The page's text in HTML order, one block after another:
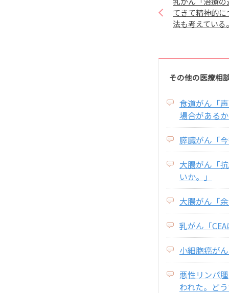
てきて精神的
法も考えている
その他の医療相
食道がん「
場合がある
膵臓がん「
大腸がん「
いか。」
大腸がん「
乳がん「
小細胞癌が
悪性リンパ
われた。ど